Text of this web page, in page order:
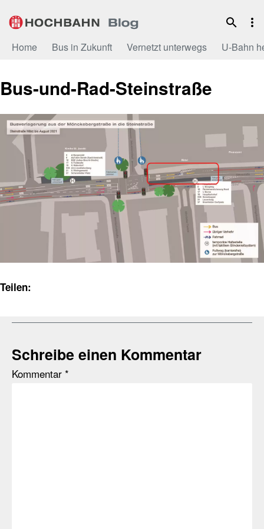
Inhalt
Home Bus in Zukunft Vernetzt unterwegs U-Bahn
Bus-und-Rad-Steinstraße
Teilen:
Schreibe einen Kommentar
Kommentar *